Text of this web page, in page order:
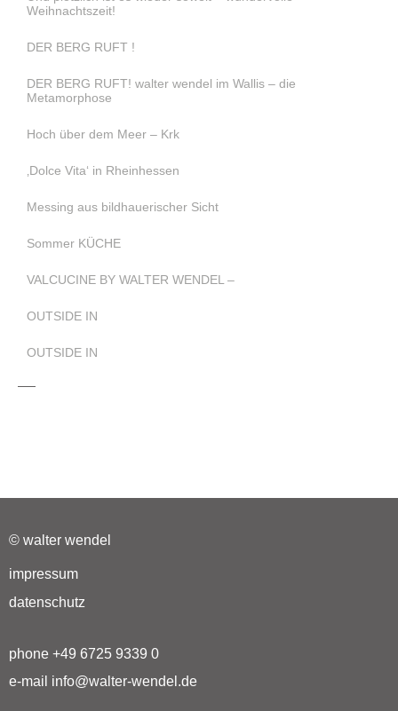
Weihnachtszeit!
DER BERG RUFT !
DER BERG RUFT! walter wendel im Wallis – die
Metamorphose
Hoch über dem Meer – Krk
‚Dolce Vita‘ in Rheinhessen
Messing aus bildhauerischer Sicht
Sommer KÜCHE
VALCUCINE BY WALTER WENDEL –
OUTSIDE IN
OUTSIDE IN
© walter wendel
impressum
datenschutz
phone +49 6725 9339 0
e-mail info@walter-wendel.de